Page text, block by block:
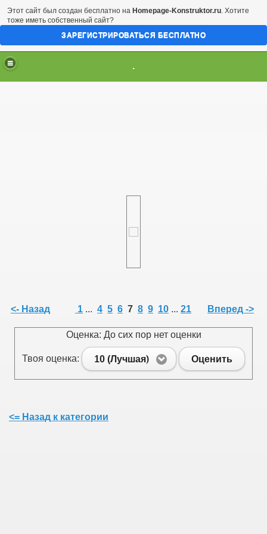
.
<- Назад 1 ... 4 5 6 7 8 9 10 ... 21 Вперед ->
Оценка: До сих пор нет оценки
Твоя оценка: 10 (Лучшая) Оценить
<= Назад к категории
Этот сайт был создан бесплатно на Homepage-Konstruktor.ru. Хотите
тоже иметь собственный сайт?
ЗАРЕГИСТРИРОВАТЬСЯ БЕСПЛАТНО